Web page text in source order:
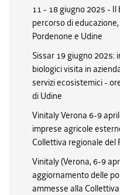
11 - 18 giugno 2025 - Il
percorso di
Pordenone e Udine
Sissar 19 giugno
biologici visita in
servizi ecosistemici -
di Udine
Vinitaly Verona 6-9
imprese agricole
Collettiva regionale del
Vinitaly (Verona, 6-9
aggiornamento delle
ammesse alla